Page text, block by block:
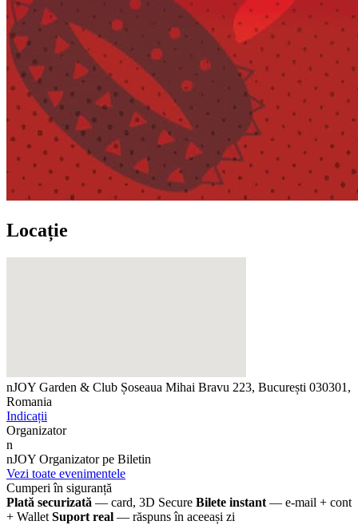
Locație
nJOY Garden & Club Șoseaua Mihai Bravu 223, București 030301,
Romania
Indicații
Organizator
n
nJOY Organizator pe Biletin
Vezi toate evenimentele
Cumperi în siguranță
Plată securizată — card, 3D Secure Bilete instant — e-mail + cont
+ Wallet Suport real — răspuns în aceeași zi